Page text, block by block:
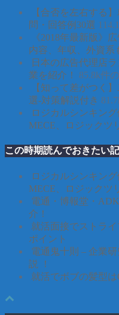
【合否を左右する
問・回答例30選
《2018年最新版》
内容、年収、外資系
日本の広告代理店
業を紹介！
85.8k件
【知って差がつく
選-対策解説付き
ロジカルシンキング
MECE、ロジックツ
この時期読んでおきたい
ロジカルシンキング
MECE、ロジックツ
電通・博報堂・
介！
就活面接でストラ
ポイント
電通鬼十則 – 企業
説 ！
就活でボブの髪型